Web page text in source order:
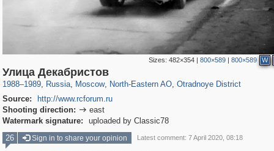
Sizes:482×354 |800×589 |800×589 W
Улица Декабристов
1988–1989, Russia
1,405,779
, Moscow
319,716 8,286
, North-Eastern AO
24,485
, Otradnoye District
Source:
http://www.rcforum.ru
Shooting direction:  east
Watermark signature:
uploaded by Classic78
26
Sign in to share your opinion Latest comment: 7 April 2020, 08:18